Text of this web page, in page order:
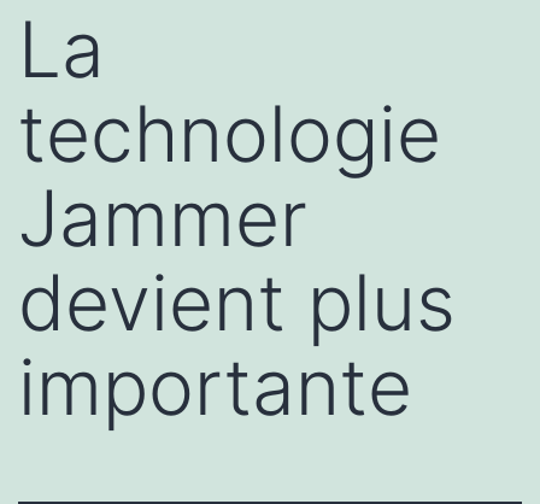
La
technologie
Jammer
devient plus
importante